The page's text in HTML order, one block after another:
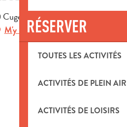
RÉSERVER
TOUTES LES ACTIVITÉS
ACTIVITÉS DE PLEIN AIR
ACTIVITÉS DE LOISIRS
les-Pins
M'y rendre